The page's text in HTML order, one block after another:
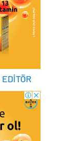
EDİTÖR